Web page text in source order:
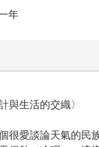
年
與生活的交織〉
很愛談論天氣的民